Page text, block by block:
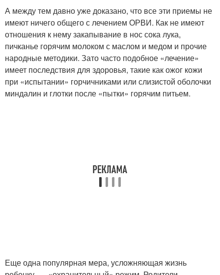
А между тем давно уже доказано, что все эти приемы не
имеют ничего общего с лечением ОРВИ. Как не имеют
отношения к нему закапывание в нос сока лука,
пичканье горячим молоком с маслом и медом и прочие
народные методики. Зато часто подобное «лечение»
имеет последствия для здоровья, такие как ожог кожи
при «испытании» горчичниками или слизистой оболочки
миндалин и глотки после «пытки» горячим питьем.
Еще одна популярная мера, усложняющая жизнь